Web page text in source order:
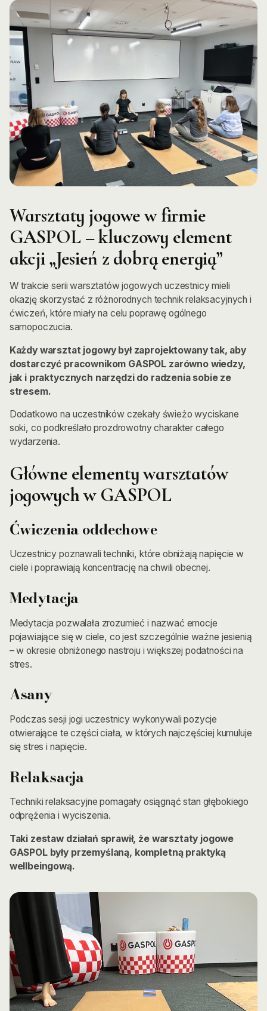
Warsztaty jogowe w firmie
GASPOL – kluczowy element
akcji „Jesień z dobrą energią”
W trakcie serii warsztatów jogowych uczestnicy mieli
okazję skorzystać z różnorodnych technik relaksacyjnych i
ćwiczeń, które miały na celu poprawę ogólnego
samopoczucia.
Każdy warsztat jogowy był zaprojektowany tak, aby
dostarczyć pracownikom GASPOL zarówno wiedzy,
jak i praktycznych narzędzi do radzenia sobie ze
stresem.
Dodatkowo na uczestników czekały świeżo wyciskane
soki, co podkreślało prozdrowotny charakter całego
wydarzenia.
Główne elementy warsztatów
jogowych w GASPOL
Ćwiczenia oddechowe
Uczestnicy poznawali techniki, które obniżają napięcie w
ciele i poprawiają koncentrację na chwili obecnej.
Medytacja
Medytacja pozwalała zrozumieć i nazwać emocje
pojawiające się w ciele, co jest szczególnie ważne jesienią
– w okresie obniżonego nastroju i większej podatności na
stres.
Asany
Podczas sesji jogi uczestnicy wykonywali pozycje
otwierające te części ciała, w których najczęściej kumuluje
się stres i napięcie.
Relaksacja
Techniki relaksacyjne pomagały osiągnąć stan głębokiego
odprężenia i wyciszenia.
Taki zestaw działań sprawił, że warsztaty jogowe
GASPOL były przemyślaną, kompletną praktyką
wellbeingową.